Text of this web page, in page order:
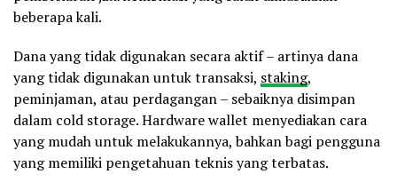
beberapa kali.
Dana yang tidak digunakan secara aktif – artinya dana
yang tidak digunakan untuk transaksi, staking,
peminjaman, atau perdagangan – sebaiknya disimpan
dalam cold storage. Hardware wallet menyediakan cara
yang mudah untuk melakukannya, bahkan bagi pengguna
yang memiliki pengetahuan teknis yang terbatas.